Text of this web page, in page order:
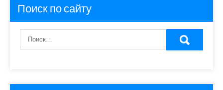
Поиск по сайту